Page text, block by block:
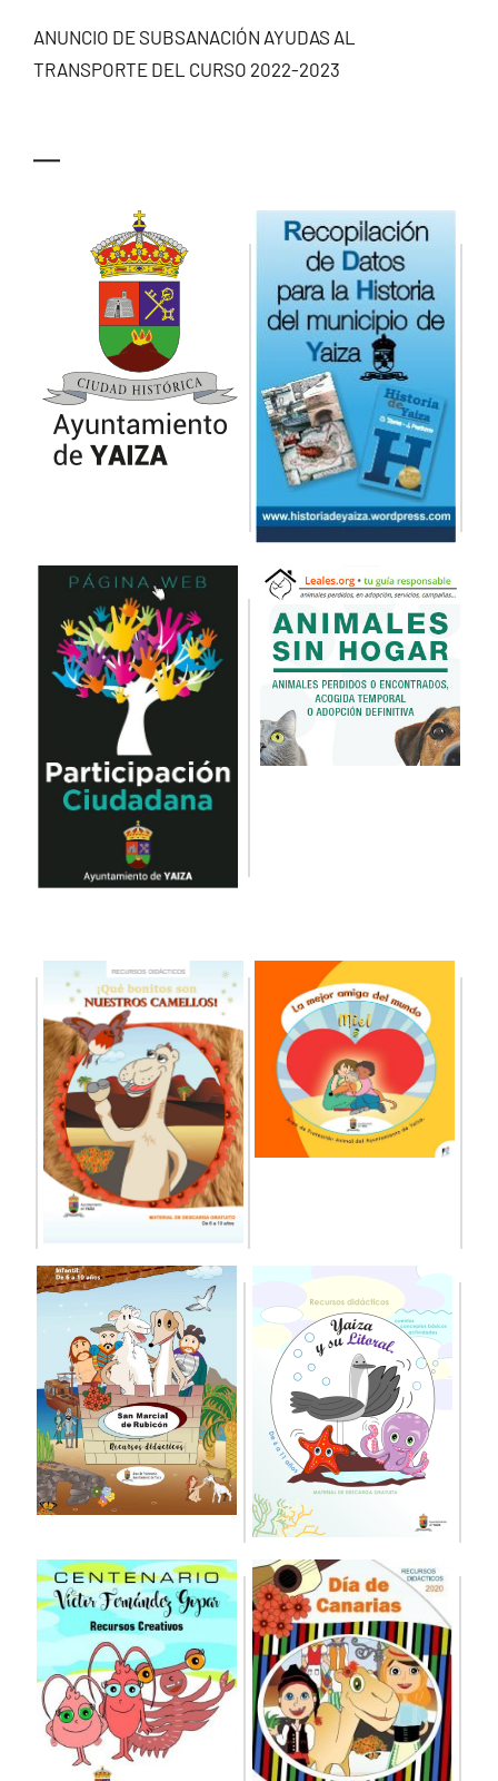
ANUNCIO DE SUBSANACIÓN AYUDAS AL
TRANSPORTE DEL CURSO 2022-2023
—